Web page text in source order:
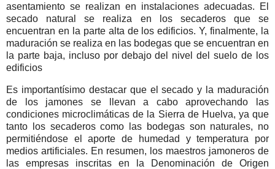
asentamiento se realizan en instalaciones adecuadas. El
secado natural se realiza en los secaderos que se
encuentran en la parte alta de los edificios. Y, finalmente, la
maduración se realiza en las bodegas que se encuentran en
la parte baja, incluso por debajo del nivel del suelo de los
edificios
Es importantísimo destacar que el secado y la maduración
de los jamones se llevan a cabo aprovechando las
condiciones microclimáticas de la Sierra de Huelva, ya que
tanto los secaderos como las bodegas son naturales, no
permitiéndose el aporte de humedad y temperatura por
medios artificiales. En resumen, los maestros jamoneros de
las empresas inscritas en la Denominación de Origen